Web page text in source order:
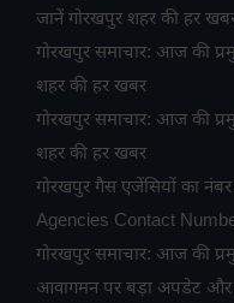
जानें गोरखपुर शहर की हर
गोरखपुर समाचार: आज की
शहर की हर खबर
गोरखपुर समाचार: आज की
शहर की हर खबर
गोरखपुर गैस एजेंसियों का
Agencies Contact
गोरखपुर समाचार: आज की
आवागमन पर बड़ा अपडेट और